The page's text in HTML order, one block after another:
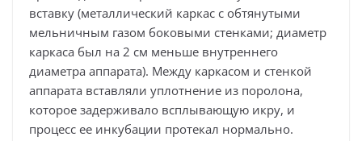
вставку (металлический каркас с обтянутыми
мельничным газом боковыми стенками; диаметр
каркаса был на 2 см меньше внутреннего
диаметра аппарата). Между каркасом и стенкой
аппарата вставляли уплотнение из поролона,
которое задерживало всплывающую икру, и
процесс ее инкубации протекал нормально.